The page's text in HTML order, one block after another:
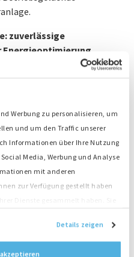
Werbung zu personalisieren, um
und um den Traffic unserer
Informationen über Ihre Nutzung
Media, Werbung und Analyse
mit anderen
zur Verfügung gestellt haben
Details zeigen
zuverlässige
Energieoptimierung
entsprach die
von Fredericia
zwei